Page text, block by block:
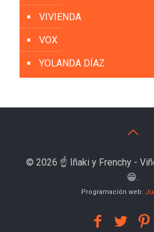
VIVIENDA
VOX
YOLANDA DÍAZ
© 2026 ☝️ Iñaki y Frenchy -
😁.
Programación web: